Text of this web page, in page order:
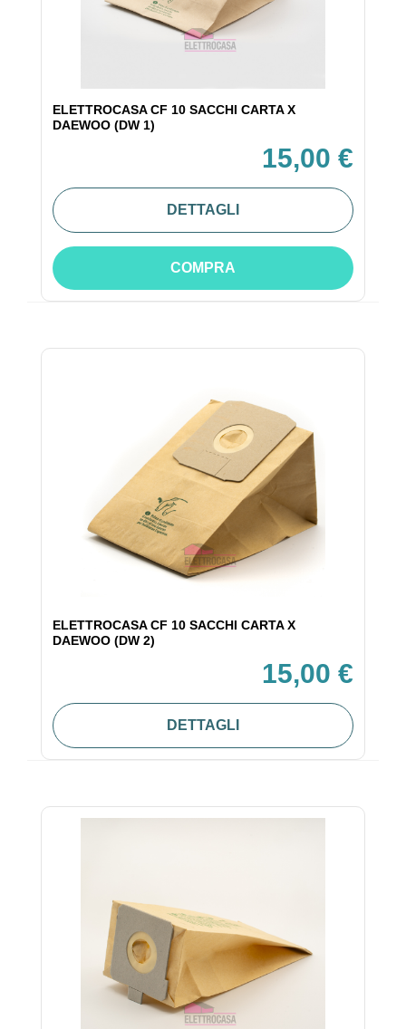
ELETTROCASA CF 10 SACCHI CARTA X
DAEWOO (DW 1)
15,00 €
DETTAGLI
COMPRA
ELETTROCASA CF 10 SACCHI CARTA X
DAEWOO (DW 2)
15,00 €
DETTAGLI